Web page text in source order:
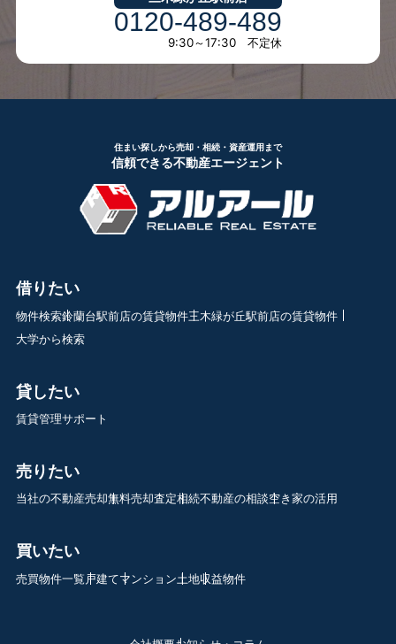
0120-489-489
9:30～17:30 不定休
住まい探しから売却・相続・資産運用まで
信頼できる不動産エージェント
借りたい
物件検索鈴蘭台駅前店の賃貸物件三木緑が丘駅前店の賃貸物件
大学から検索
貸したい
賃貸管理サポート
売りたい
当社の不動産売却無料売却査定相続不動産の相談空き家の活用
買いたい
売買物件一覧戸建てマンション土地収益物件